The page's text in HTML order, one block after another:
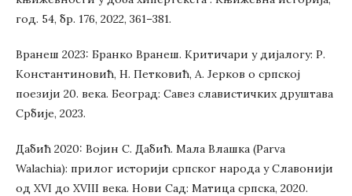
год. 54, бр. 176, 2022, 361–381.
Вранеш 2023: Бранко Вранеш. Критичари у дијалогу: Р.
Константиновић, Н. Петковић, А. Јерков о српској
поезији 20. века. Београд: Савез славистичких друштава
Србије, 2023.
Дабић 2020: Војин С. Дабић. Мала Влашка (Parva
Walachia): прилог историји српског народа у Славонији
од XVI до XVIII века. Нови Сад: Матица српска, 2020.